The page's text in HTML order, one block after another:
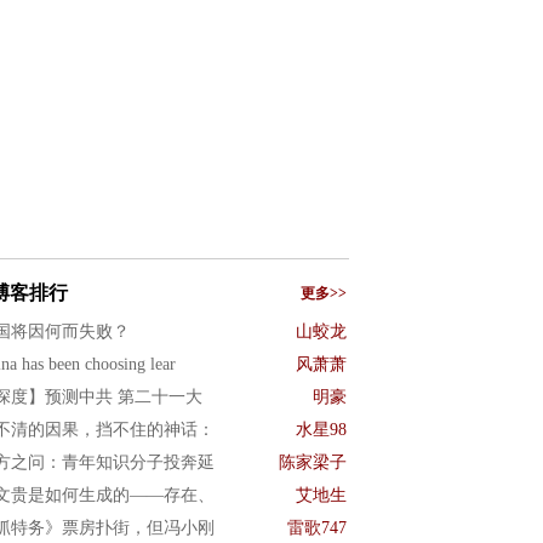
客排行 更多>>
将因何而失败？
山蛟龙
has been choosing lear
风萧萧
度】预测中共 第二十一大
明豪
清的因果，挡不住的神话：
水星98
之问：青年知识分子投奔延
陈家梁子
贵是如何生成的——存在、
艾地生
特务》票房扑街，但冯小刚
雷歌747